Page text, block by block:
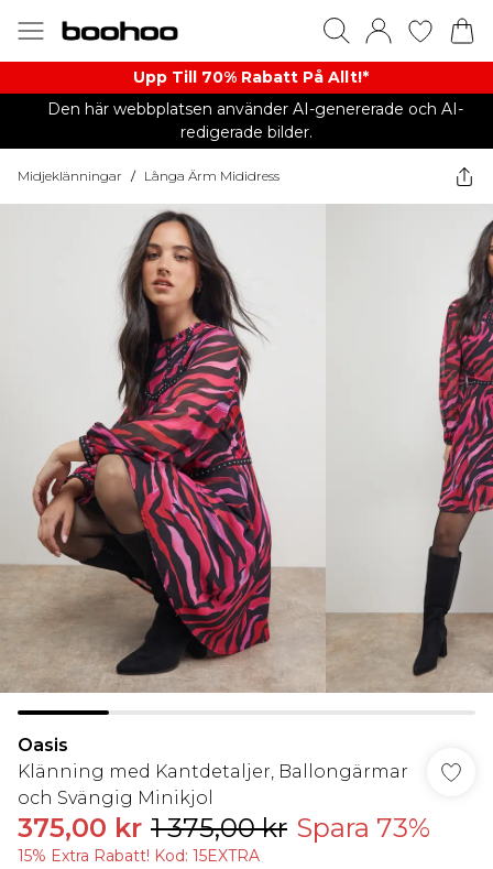
Upp Till 70% Rabatt På Allt!*
Den här webbplatsen använder AI-genererade och AI-
redigerade bilder.
Midjeklänningar / Långa Ärm Mididress
Oasis
Klänning med Kantdetaljer, Ballongärmar
och Svängig Minikjol
375,00 kr 1 375,00 kr Spara 73%
15% Extra Rabatt! Kod: 15EXTRA